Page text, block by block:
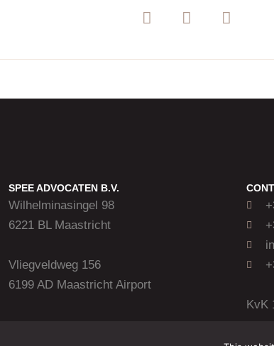
SPEE ADVOCATEN B.V.
Wilhelminasingel 98
6221 BL Maastricht
Vliegveldweg 156
6199 AD Maastricht Airport
KvK